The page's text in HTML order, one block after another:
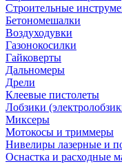
Строительные
Бетономешалки
Воздуходувки
Газонокосилки
Гайковерты
Дальномеры
Дрели
Клеевые пистолеты
Лобзики
Миксеры
Мотокосы и триммеры
Нивелиры лазерные и
Оснастка и расходные